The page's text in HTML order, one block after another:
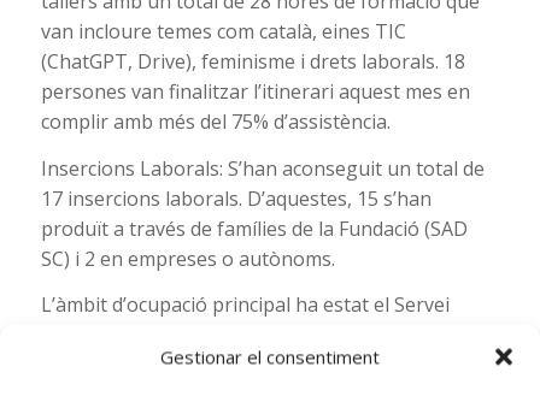
Gestionar el consentiment
van incloure temes com català, eines TIC
(ChatGPT, Drive), feminisme i drets laborals. 18
persones van finalitzar l’itinerari aquest mes en
complir amb més del 75% d’assistència.
Insercions Laborals: S’han aconseguit un total de
17 insercions laborals. D’aquestes, 15 s’han
produït a través de famílies de la Fundació (SAD
SC) i 2 en empreses o autònoms.
L’àmbit d’ocupació principal ha estat el Servei
seguit de la neteja amb 5.